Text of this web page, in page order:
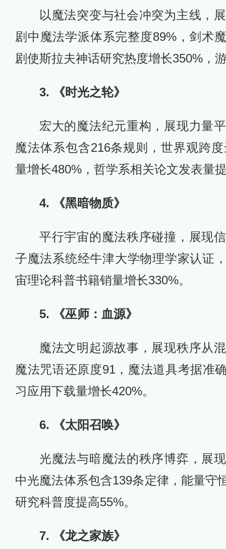
以魔法突变与社会冲突为主线，
剧中魔法学派体系完整度89%，剑术
剧使斯拉夫神话研究热度增长350%，
3. 《时光之轮》
宏大的魔法纪元重构，展现力量
魔法体系包含216条规则，世界观跨
量增长480%，哲学系相关论文发表量
4. 《黑暗物质》
平行宇宙的魔法秩序碰撞，展现
子魔法系统经牛津大学物理学家认证
宙理论科普书籍销量增长330%。
5. 《巫师：血源》
魔法文明起源故事，展现秩序从
魔法咒语还原度91，魔法道具考据准
习应用下载量增长420%。
6. 《太阳召唤》
光魔法与暗魔法的秩序博弈，展
中光魔法体系包含139条定律，能量守
研究科普度提高55%。
7. 《龙之家族》